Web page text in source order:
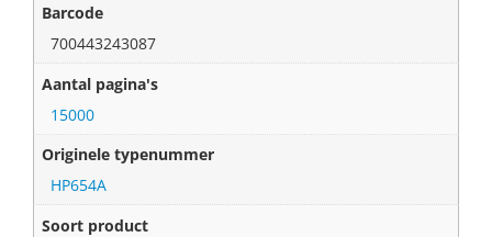
Barcode
700443243087
Aantal pagina's
15000
Originele typenummer
HP654A
Soort product